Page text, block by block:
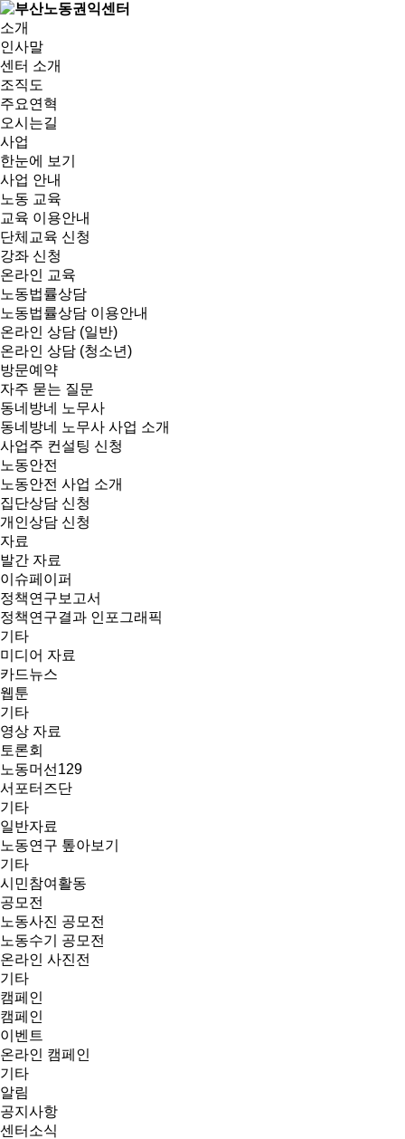
소개
인사말
센터 소개
조직도
주요연혁
오시는길
사업
한눈에 보기
사업 안내
노동 교육
교육 이용안내
단체교육 신청
강좌 신청
온라인 교육
노동법률상담
노동법률상담 이용안내
온라인 상담 (일반)
온라인 상담 (청소년)
방문예약
자주 묻는 질문
동네방네 노무사
동네방네 노무사 사업 소개
사업주 컨설팅 신청
노동안전
노동안전 사업 소개
집단상담 신청
개인상담 신청
자료
발간 자료
이슈페이퍼
정책연구보고서
정책연구결과 인포그래픽
기타
미디어 자료
카드뉴스
웹툰
기타
영상 자료
토론회
노동머선129
서포터즈단
기타
일반자료
노동연구 톺아보기
기타
시민참여활동
공모전
노동사진 공모전
노동수기 공모전
온라인 사진전
기타
캠페인
캠페인
이벤트
온라인 캠페인
기타
알림
공지사항
센터소식